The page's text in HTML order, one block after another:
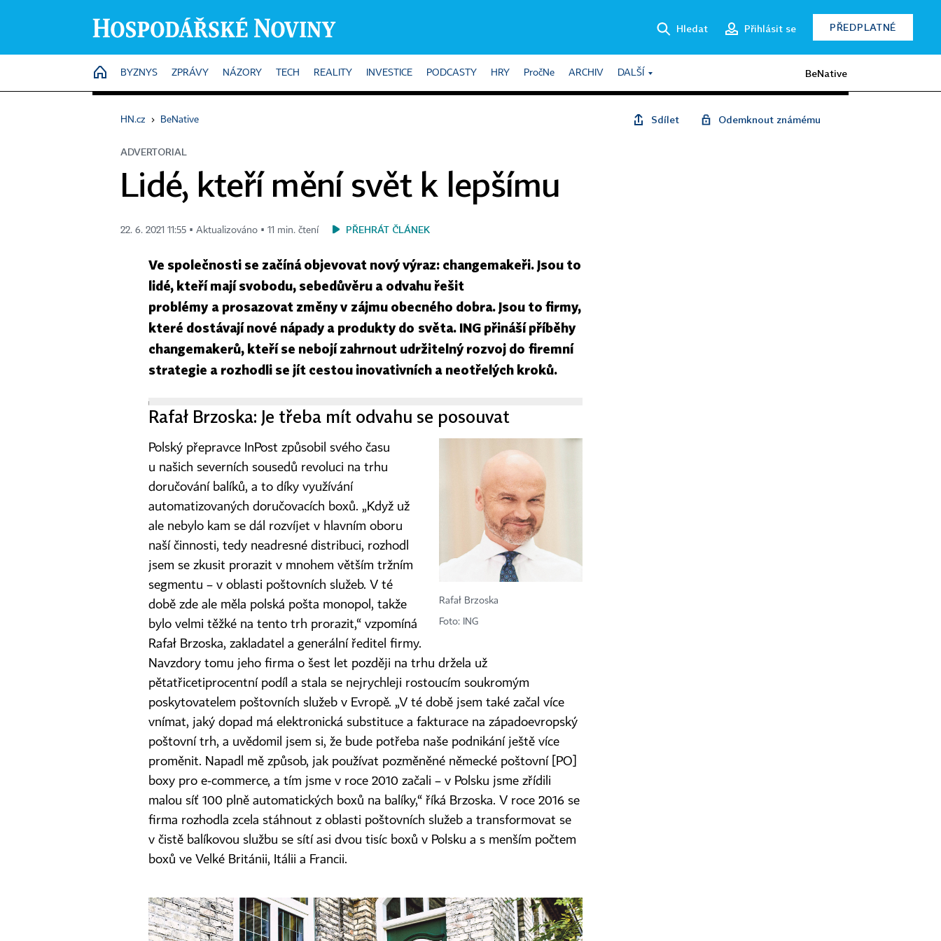
Hledat Přihlásit se PŘEDPLATNÉ
HOME
BYZNYS ZPRÁVY NÁZORY TECH REALITY INVESTICE PODCASTY HRY PročNe ARCHIV DALŠÍ BeNative
HN.cz › BeNative Sdílet Odemknout známému
ADVERTORIAL
Lidé, kteří mění svět k lepšímu
22. 6. 2021 11:55 ▪ Aktualizováno ▪ 11 min. čtení PŘEHRÁT ČLÁNEK
Ve společnosti se začíná objevovat nový výraz: changemakeři. Jsou to
lidé, kteří mají svobodu, sebedůvěru a odvahu řešit
problémy a prosazovat změny v zájmu obecného dobra. Jsou to firmy,
které dostávají nové nápady a produkty do světa. ING přináší příběhy
changemakerů, kteří se nebojí zahrnout udržitelný rozvoj do firemní
strategie a rozhodli se jít cestou inovativních a neotřelých kroků.
Rafał Brzoska: Je třeba mít odvahu se posouvat
Rafał Brzoska
Foto: ING
Polský přepravce InPost způsobil svého času
u našich severních sousedů revoluci na trhu
doručování balíků, a to díky využívání
automatizovaných doručovacích boxů. „Když už
ale nebylo kam se dál rozvíjet v hlavním oboru
naší činnosti, tedy neadresné distribuci, rozhodl
jsem se zkusit prorazit v mnohem větším tržním
segmentu – v oblasti poštovních služeb. V té
době zde ale měla polská pošta monopol, takže
bylo velmi těžké na tento trh prorazit,“ vzpomíná
Rafał Brzoska, zakladatel a generální ředitel firmy.
Navzdory tomu jeho firma o šest let později na trhu držela už
pětatřicetiprocentní podíl a stala se nejrychleji rostoucím soukromým
poskytovatelem poštovních služeb v Evropě. „V té době jsem také začal více
vnímat, jaký dopad má elektronická substituce a fakturace na západoevropský
poštovní trh, a uvědomil jsem si, že bude potřeba naše podnikání ještě více
proměnit. Napadl mě způsob, jak používat pozměněné německé poštovní [PO]
boxy pro e‑commerce, a tím jsme v roce 2010 začali – v Polsku jsme zřídili
malou síť 100 plně automatických boxů na balíky,“ říká Brzoska. V roce 2016 se
firma rozhodla zcela stáhnout z oblasti poštovních služeb a transformovat se
v čistě balíkovou službu se sítí asi dvou tisíc boxů v Polsku a s menším počtem
boxů ve Velké Británii, Itálii a Francii.